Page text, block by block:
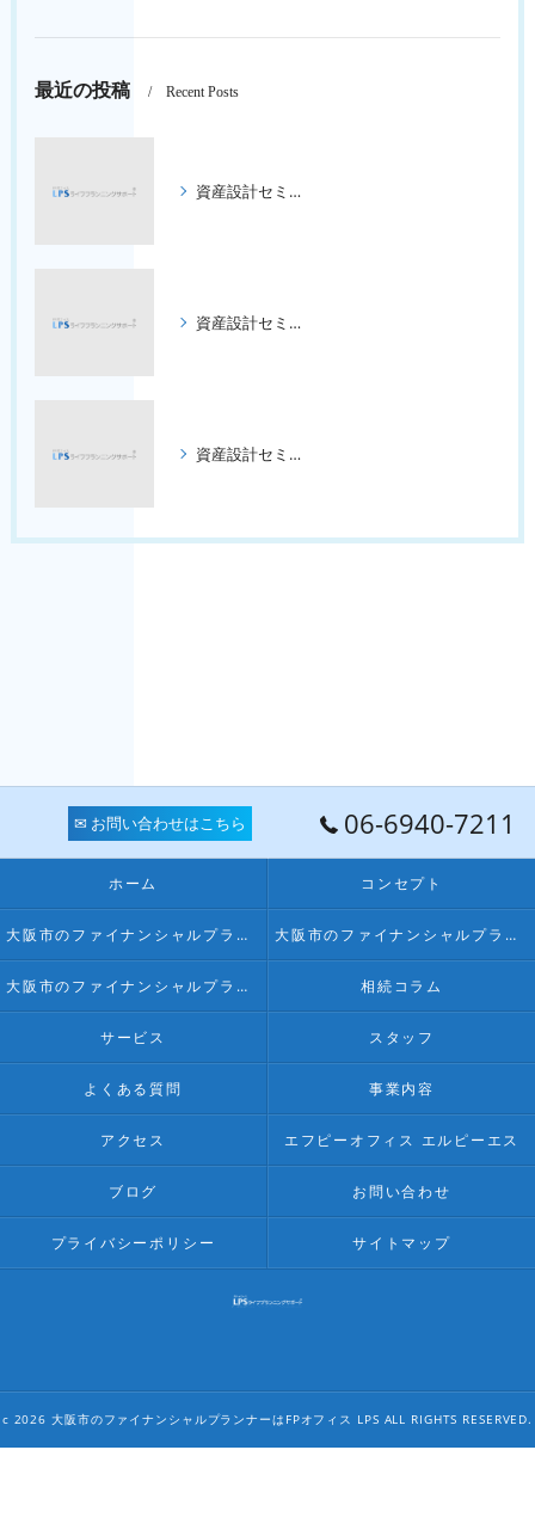
最近の投稿 Recent Posts
資産設計セミナー ３回コース
資産設計セミナー ３回コース
資産設計セミナー ３回コース
✉ お問い合わせはこちら 06-6940-7211
ホーム コンセプト
大阪市のファイナンシャルプランナー･FPオフィス LPSの口コミ情報 大阪市のファイナンシャルプランナー･FPオフィス LPSの評判
大阪市のファイナンシャルプランナー･FPオフィス LPSのお客様の声 相続コラム
サービス スタッフ
よくある質問 事業内容
アクセス エフピーオフィス エルピーエス
ブログ お問い合わせ
プライバシーポリシー サイトマップ
c 2026 大阪市のファイナンシャルプランナーはFPオフィス LPS ALL RIGHTS RESERVED.